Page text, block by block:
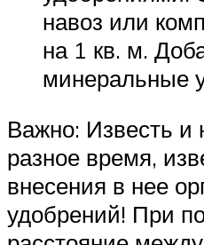
навоз или
на 1 кв. м.
минеральные
Важно: Известь и
разное время,
внесения в нее
удобрений! При